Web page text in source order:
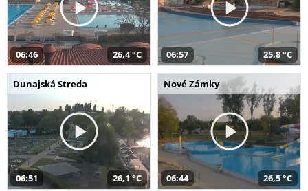
06:46 26,4 °C 06:57 25,8 °C
Dunajská Streda
06:51 26,1 °C
Nové Zámky
06:44 26,5 °C